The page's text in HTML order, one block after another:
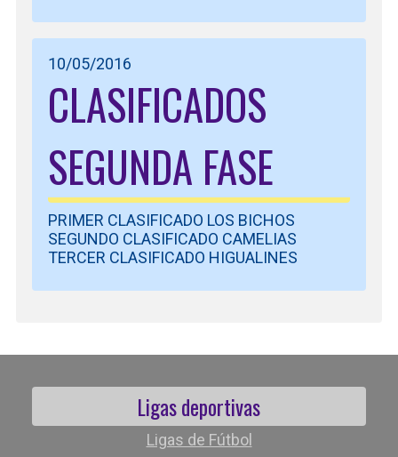
10/05/2016
CLASIFICADOS
SEGUNDA FASE
PRIMER CLASIFICADO LOS BICHOS
SEGUNDO CLASIFICADO CAMELIAS
TERCER CLASIFICADO HIGUALINES
Ligas deportivas
Ligas de Fútbol